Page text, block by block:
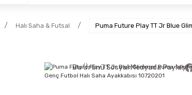
Halı Saha & Futsal Puma Future Play TT Jr Blue
Bu Ürünü Sosyal Medyada Paylaş